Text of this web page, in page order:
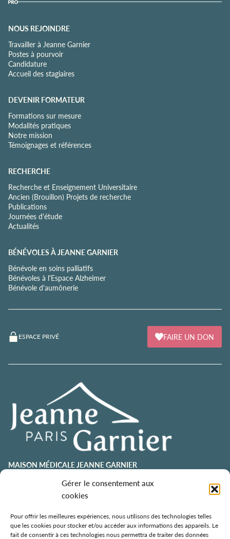
Gérer le consentement aux
cookies
Pour offrir les meilleures expériences, nous utilisons des technologies telles
que les cookies pour stocker et/ou accéder aux informations des appareils. Le
fait de consentir à ces technologies nous permettra de traiter des données
NOUS REJOINDRE
Travailler à Jeanne Garnier
Postes à pourvoir
Candidature
Accueil des stagiaires
DEVENIR FORMATEUR
Formations sur mesure
Modalités pratiques
Notre mission
Témoignages et références
RECHERCHE
Recherche et Enseignement Universitaire
Ancien (Brouillon) Projets de recherche
Publications
Journées d'étude
Actualités
BÉNÉVOLES À JEANNE GARNIER
Bénévole en soins palliatifs
Bénévoles à l'Espace Alzheimer
Bénévole d'aumônerie
ESPACE PRIVÉ FAIRE UN DON
MAISON MÉDICALE JEANNE GARNIER
contact@jeannegarnier-paris.org
01 43 92 21 00
106 avenue Émile Zola
75015 Paris
ESPACE AURÉLIE JOUSSET